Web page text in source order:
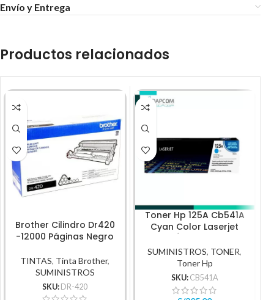
Envío y Entrega
Productos relacionados
Brother Cilindro Dr420
-12000 Páginas Negro
TINTAS, Tinta Brother,
SUMINISTROS
SKU: DR-420
Toner Hp 125A Cb541A
Cyan Color Laserjet
SUMINISTROS, TONER,
Toner Hp
SKU: CB541A